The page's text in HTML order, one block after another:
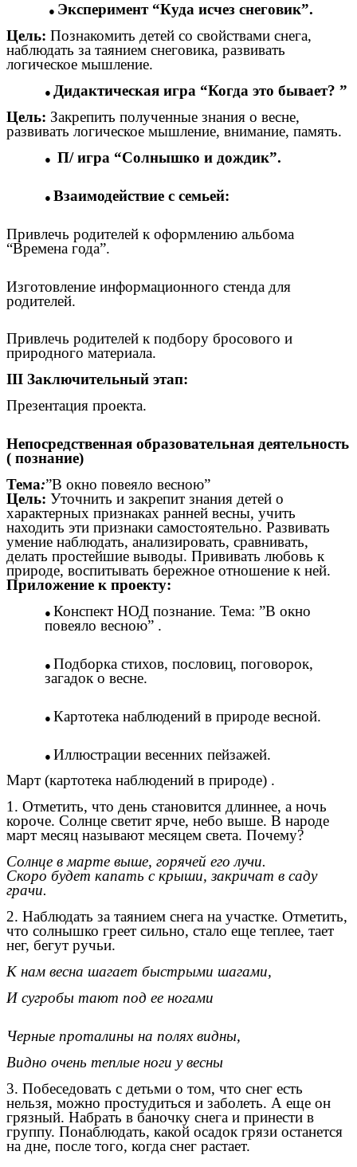
Эксперимент “Куда исчез снеговик”.
Цель: Познакомить детей со свойствами снега,
наблюдать за таянием снеговика, развивать
логическое мышление.
Дидактическая игра “Когда это бывает? ”
Цель: Закрепить полученные знания о весне,
развивать логическое мышление, внимание, память.
П/ игра “Солнышко и дождик”.
Взаимодействие с семьей:
Привлечь родителей к оформлению альбома
“Времена года”.
Изготовление информационного стенда для
родителей.
Привлечь родителей к подбору бросового и
природного материала.
III Заключительный этап:
Презентация проекта.
Непосредственная образовательная деятельность
( познание)
Тема:”В окно повеяло весною”
Цель: Уточнить и закрепит знания детей о
характерных признаках ранней весны, учить
находить эти признаки самостоятельно. Развивать
умение наблюдать, анализировать, сравнивать,
делать простейшие выводы. Прививать любовь к
природе, воспитывать бережное отношение к ней.
Приложение к проекту:
Конспект НОД познание. Тема: ”В окно
повеяло весною” .
Подборка стихов, пословиц, поговорок,
загадок о весне.
Картотека наблюдений в природе весной.
Иллюстрации весенних пейзажей.
Март (картотека наблюдений в природе) .
1. Отметить, что день становится длиннее, а ночь
короче. Солнце светит ярче, небо выше. В народе
март месяц называют месяцем света. Почему?
Солнце в марте выше, горячей его лучи.
Скоро будет капать с крыши, закричат в саду
грачи.
2. Наблюдать за таянием снега на участке. Отметить,
что солнышко греет сильно, стало еще теплее, тает
нег, бегут ручьи.
К нам весна шагает быстрыми шагами,
И сугробы тают под ее ногами
Черные проталины на полях видны,
Видно очень теплые ноги у весны
3. Побеседовать с детьми о том, что снег есть
нельзя, можно простудиться и заболеть. А еще он
грязный. Набрать в баночку снега и принести в
группу. Понаблюдать, какой осадок грязи останется
на дне, после того, когда снег растает.